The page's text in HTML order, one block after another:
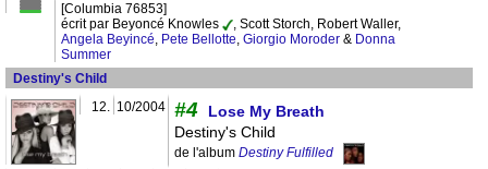
[Columbia 76853]
écrit par Beyoncé Knowles
, Scott Storch, Robert Waller,
Angela Beyincé, Pete Bellotte, Giorgio Moroder & Donna
Summer
Destiny's Child
12. 10/2004 #4
Lose My Breath
Destiny's Child
de l'album Destiny Fulfilled